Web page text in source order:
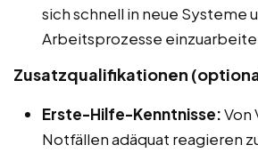
sich schnell in neue Systeme
Arbeitsprozesse
Zusatzqualifikationen
Erste-Hilfe-Kenntnisse:Von
Notfällen adäquat reagieren